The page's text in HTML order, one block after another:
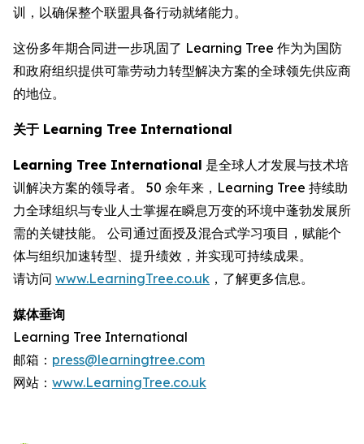
训，以确保整个联盟具备行动就绪能力。
这份多年期合同进一步巩固了 Learning Tree 作为为国防
和政府组织提供可靠劳动力转型解决方案的全球领先供应商
的地位。
关于 Learning Tree International
Learning Tree International 是全球人才发展与技术培
训解决方案的领导者。 50 余年来，Learning Tree 持续助
力全球组织与专业人士掌握在瞬息万变的环境中蓬勃发展所
需的关键技能。 公司通过面授及混合式学习项目，赋能个
体与组织加速转型、提升绩效，并实现可持续成果。
请访问 www.LearningTree.co.uk ，了解更多信息。
媒体垂询
Learning Tree International
邮箱： press@learningtree.com
网站： www.LearningTree.co.uk